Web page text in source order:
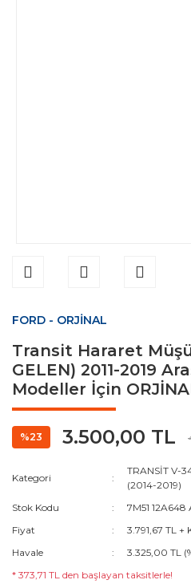
FORD - ORJİNAL
Transit Hararet
GELEN) 2011-2019
Modeller İçin
%23 3.500,00 TL
Kategori
TRANSİT V-
(2014-2019)
Stok Kodu
7M51
Fiyat
3.791,67 TL +
Havale
3.325,00 TL
* 373,71 TL den başlayan taksitlerle!